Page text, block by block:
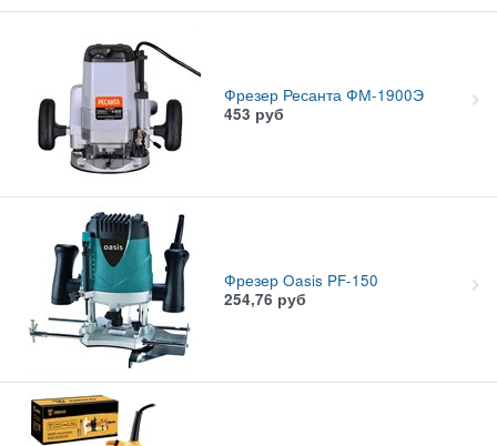
Фрезер Ресанта ФМ-1900Э
453 руб
Фрезер Oasis PF-150
254,76 руб